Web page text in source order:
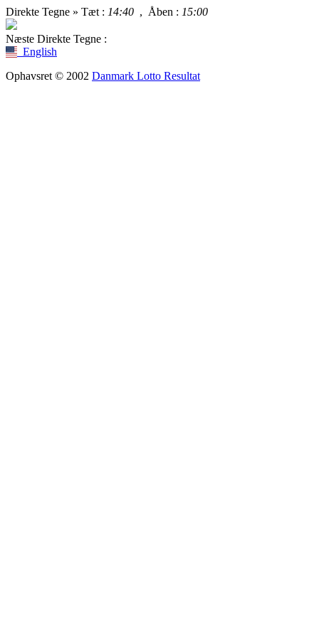
Direkte Tegne » Tæt : 14:40 , Åben : 15:00
Næste Direkte Tegne :
English
Ophavsret © 2002 Danmark Lotto Resultat